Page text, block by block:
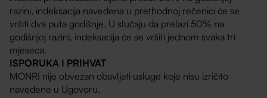
razini, indeksacija navedena u prethodnoj rečenici će se
vršiti dva puta godišnje. U slučaju da prelazi 50% na
godišnjoj razini, indeksacija će se vršiti jednom svaka tri
mjeseca.
ISPORUKA I PRIHVAT
MONRI nije obvezan obavljati usluge koje nisu izričito
navedene u Ugovoru.